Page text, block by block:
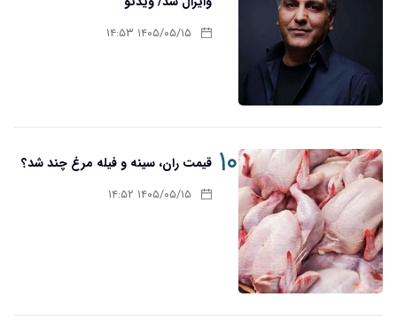
۱۴۰۵/۰۵/۱۵ ۱۴:۵۳
۱۰ قیمت ران، سینه و فیله مرغ چند شد؟
۱۴۰۵/۰۵/۱۵ ۱۴:۵۲